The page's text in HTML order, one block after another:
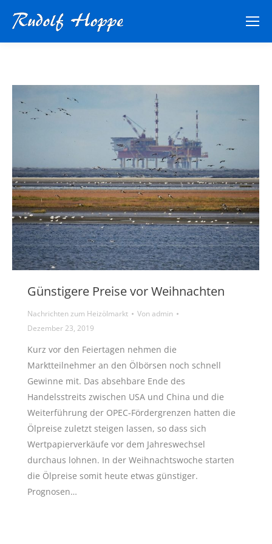
Günstigere Preise vor Weihnachten
Nachrichten zum Heizölmarkt Vonadmin
Dezember 23, 2019
Kurz vor den Feiertagen nehmen die
Marktteilnehmer an den Ölbörsen noch schnell
Gewinne mit. Das absehbare Ende des
Handelsstreits zwischen USA und China und die
Weiterführung der OPEC-Fördergrenzen hatten die
Ölpreise zuletzt steigen lassen, so dass sich
Wertpapierverkäufe vor dem Jahreswechsel
durchaus lohnen. In der Weihnachtswoche starten
die Ölpreise somit heute etwas günstiger.
Prognosen…